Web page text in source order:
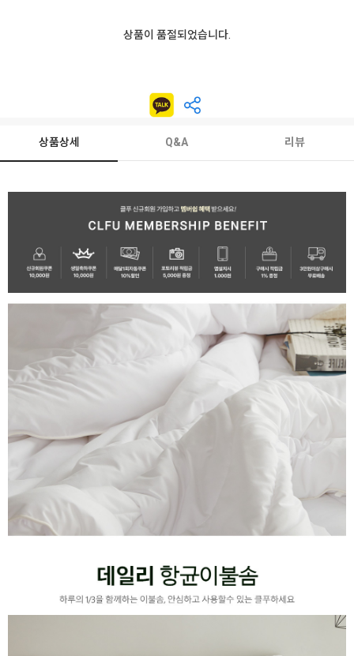
상품이 품절되었습니다.
상품상세 Q&A 리뷰